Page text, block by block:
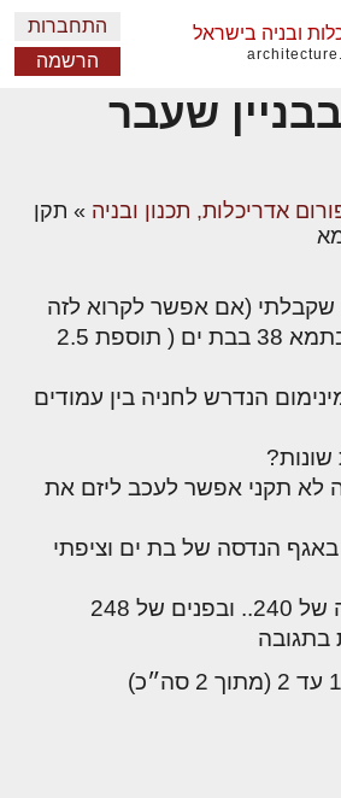
ובניה בישראל
התחברות
הרשמה
שעבר
אדריכלות, תכנון ובניה » תקן
שקבלתי (אם אפשר לקרוא לזה
ככה)ברכישת דירה בתמא 38 בבת ים ( תוספת 2.5
הנדרש לחניה בין עמודים
לא תקני אפשר לעכב ליזם את
באגף הנדסה של בת ים וציפתי
של 248
בתגובה